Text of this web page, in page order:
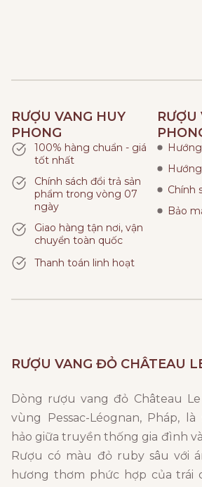
RƯỢU VANG HUY
PHONG
100% hàng chuẩn - giá
tốt nhất
Chính sách đổi trả sản
phẩm trong vòng 07
ngày
Giao hàng tận nơi, vận
chuyển toàn quốc
Thanh toán linh hoạt
RƯỢU
Chính
Bảo
RƯỢU VANG ĐỎ CHÂTEAU
Dòng rượu vang đỏ Château
vùng Pessac-Léognan, Pháp,
hảo giữa truyền thống gia đình
Rượu có màu đỏ ruby sâu với
hương thơm phức hợp của trái